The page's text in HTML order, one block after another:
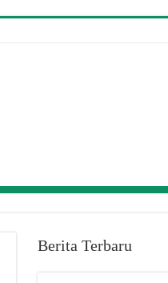
Berita Terbaru